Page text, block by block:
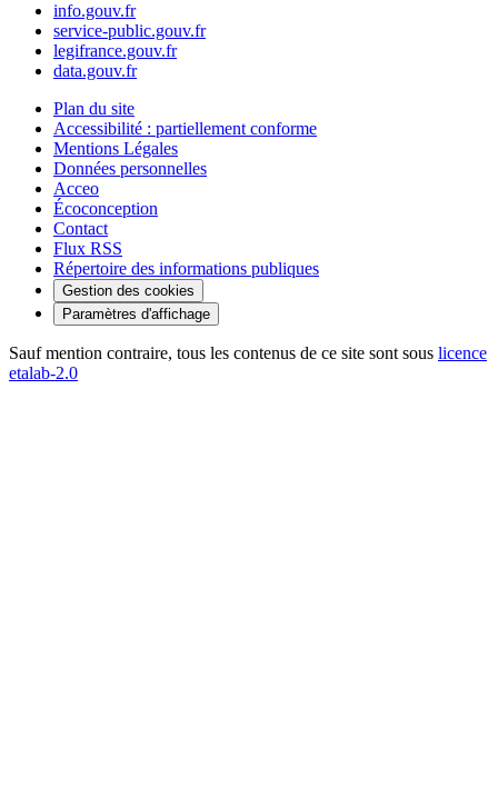
info.gouv.fr
service-public.gouv.fr
legifrance.gouv.fr
data.gouv.fr
Plan du site
Accessibilité : partiellement conforme
Mentions Légales
Données personnelles
Acceo
Écoconception
Contact
Flux RSS
Répertoire des informations publiques
Gestion des cookies
Paramètres d'affichage
Sauf mention contraire, tous les contenus de ce site sont sous licence
etalab-2.0